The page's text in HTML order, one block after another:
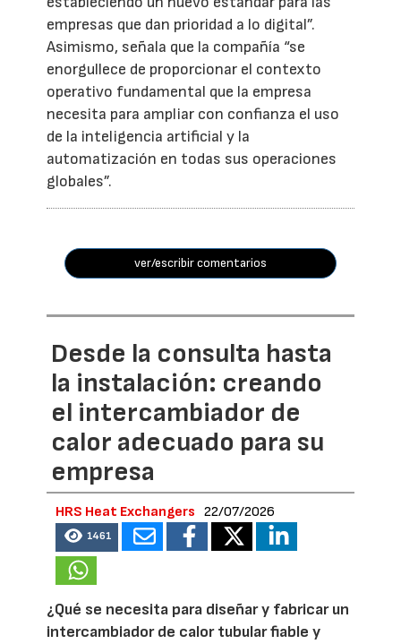
empresas que dan prioridad a lo digital”.
Asimismo, señala que la compañía “se
enorgullece de proporcionar el contexto
operativo fundamental que la empresa
necesita para ampliar con confianza el uso
de la inteligencia artificial y la
automatización en todas sus operaciones
globales”.
ver/escribir comentarios
Desde la consulta hasta
la instalación: creando
el intercambiador de
calor adecuado para su
empresa
HRS Heat Exchangers 22/07/2026
1461
¿Qué se necesita para diseñar y fabricar un
intercambiador de calor tubular fiable y